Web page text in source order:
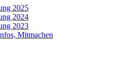
2025
2024
2023
Mitmachen